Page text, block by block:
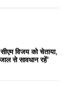
विजय को चेताया,
से सावधान रहें’